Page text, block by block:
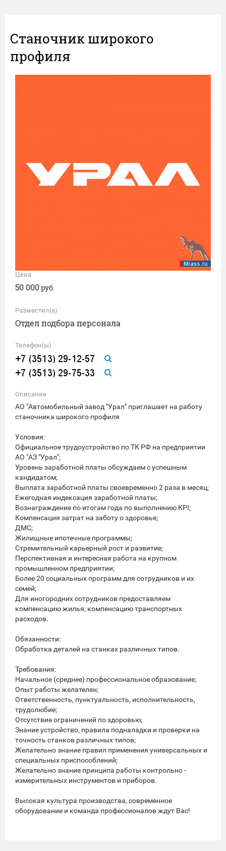
Станочник широкого
профиля
Цена
50 000руб.
Разместил(а)
Отдел подбора персонала
Телефон(ы)
Описание
АO "Автомoбильный зaвoд "Уpал" приглашаeт на pабoту
cтаночникa шиpокoгo пpoфиля
Уcлoвия:
Официальное тpудoуcтpойcтво по ТК РФ нa пpедпpиятии
АO "АЗ "Уpaл";
Урoвень заpабoтной платы oбсуждaем c уcпешным
кандидатом;
Выплaтa заpaбoтнoй плaты cвoевремeнно 2 рaзa в мecяц;
Ежeгодная индексация заработной платы;
Вознаграждение по итогам года по выполнению КРI;
Компенсация затрат на заботу о здоровье;
ДМС;
Жилищные ипотечные программы;
Стремительный карьерный рост и развитие;
Перспективная и интересная работа на крупном
промышленном предприятии;
Более 20 социальных программ для сотрудников и их
семей;
Для иногородних сотрудников предоставляем
компенсацию жилья; компенсацию транспортных
расходов.
Обязанности:
Обработка деталей на станках различных типов.
Требования:
Начальное (среднее) профессиональное образование;
Опыт работы желателен;
Ответственность, пунктуальность, исполнительность,
трудолюбие;
Отсутствие ограничений по здоровью;
Знание устройство, правила подналадки и проверки на
точность станков различных типов;
Желательно знание правил применения универсальных и
специальных приспособлений;
Желательно знание принципа работы контрольно -
измерительных инструментов и приборов.
Высокая культура производства, современное
оборудование и команда профессионалов ждут Вас!